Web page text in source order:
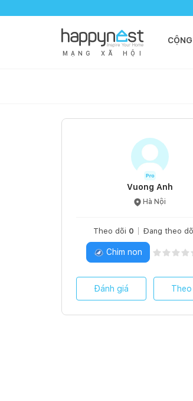
M Ạ N G X Ã H Ộ I
Vuong Anh
Hà Nội
Theo dõi 0 Đang theo
Chim non
Đánh giá